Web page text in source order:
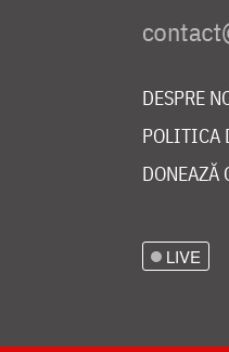
DESPRE
POLITICA
DONEAZĂ
LIVE